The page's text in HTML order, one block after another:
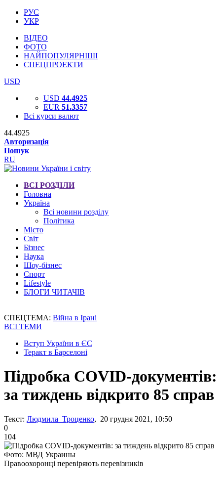
РУС
УКР
ВІДЕО
ФОТО
НАЙПОПУЛЯРНІШІ
СПЕЦПРОЕКТИ
USD
USD 44.4925
EUR 51.3357
Всі курси валют
44.4925
Авторизація
Пошук
RU
ВСІ РОЗДІЛИ
Головна
Україна
Всі новини розділу
Політика
Місто
Світ
Бізнес
Наука
Шоу-бізнес
Спорт
Lifestyle
БЛОГИ ЧИТАЧІВ
СПЕЦТЕМА: Війна в Ірані
ВСІ ТЕМИ
Вступ України в ЄС
Теракт в Барселоні
Підробка COVID-документів:
за тиждень відкрито 85 справ
Текст: Людмила Троценко, 20 грудня 2021, 10:50
0
104
Фото: МВД Украины
Правоохоронці перевіряють перевізників